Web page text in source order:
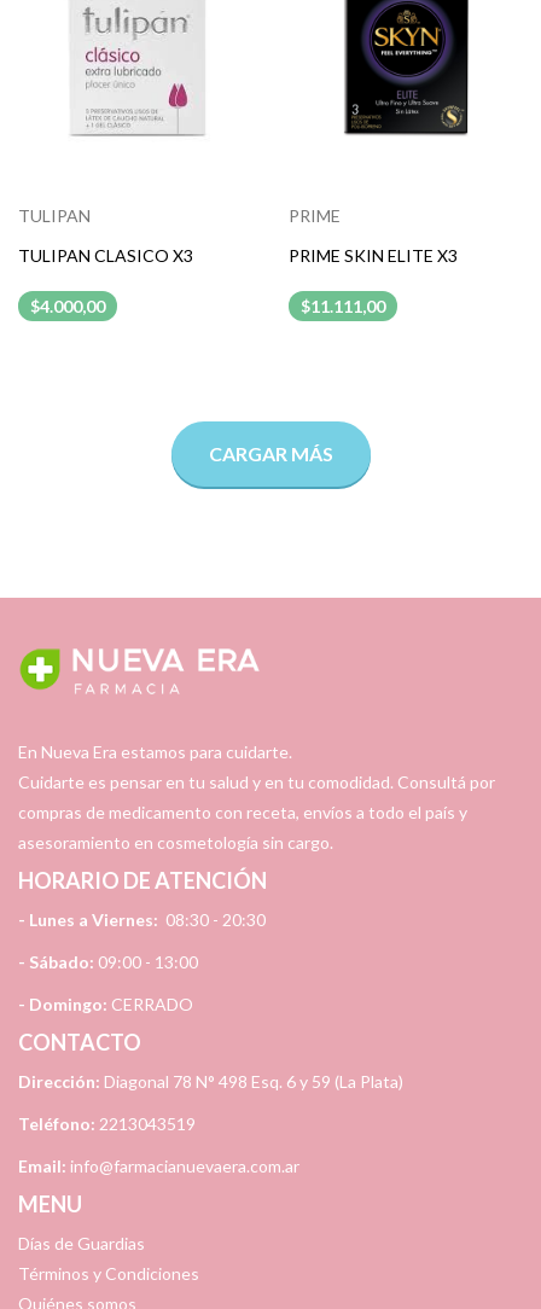
TULIPAN
TULIPAN CLASICO X3
$4.000,00
PRIME
PRIME SKIN ELITE X3
$11.111,00
CARGAR MÁS
En Nueva Era estamos para cuidarte.
Cuidarte es pensar en tu salud y en tu comodidad. Consultá por
compras de medicamento con receta, envíos a todo el país y
asesoramiento en cosmetología sin cargo.
HORARIO DE ATENCIÓN
- Lunes a Viernes: 08:30 - 20:30
- Sábado: 09:00 - 13:00
- Domingo: CERRADO
CONTACTO
Dirección: Diagonal 78 N° 498 Esq. 6 y 59 (La Plata)
Teléfono: 2213043519
Email: info@farmacianuevaera.com.ar
MENU
Días de Guardias
Términos y Condiciones
Quiénes somos